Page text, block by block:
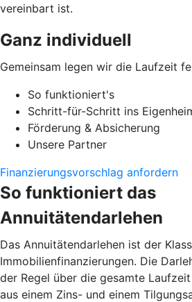
vereinbart ist.
Ganz individuell
Gemeinsam legen wir die Laufzeit
So funktioniert's
Schritt-für-Schritt ins
Förderung & Absicherung
Unsere Partner
Finanzierungsvorschlag anfordern
So funktioniert das
Annuitätendarlehen
Das Annuitätendarlehen ist der
Immobilienfinanzierungen. Die
der Regel über die gesamte
aus einem Zins- und einem